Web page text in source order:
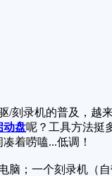
录机的普及，越来
动盘呢？工具方法挺
着唠嗑...低调！
；一个刻录机（自